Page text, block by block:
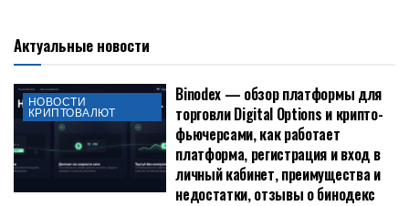
Актуальные новости
НОВОСТИ
КРИПТОВАЛЮТ
Binodex — обзор платформы для
торговли Digital Options и крипто-
фьючерсами, как работает
платформа, регистрация и вход в
личный кабинет, преимущества и
недостатки, отзывы о бинодекс